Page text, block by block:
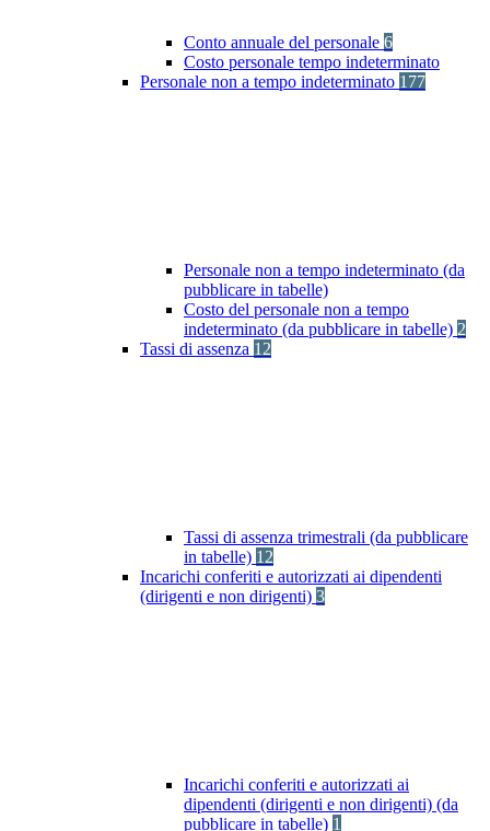
Conto annuale del personale 6
Costo personale tempo indeterminato
Personale non a tempo indeterminato 177
Personale non a tempo indeterminato (da
pubblicare in tabelle)
Costo del personale non a tempo
indeterminato (da pubblicare in tabelle) 2
Tassi di assenza 12
Tassi di assenza trimestrali (da pubblicare
in tabelle) 12
Incarichi conferiti e autorizzati ai dipendenti
(dirigenti e non dirigenti) 3
Incarichi conferiti e autorizzati ai
dipendenti (dirigenti e non dirigenti) (da
pubblicare in tabelle) 1